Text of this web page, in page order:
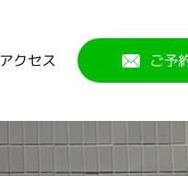
アクセス ご予